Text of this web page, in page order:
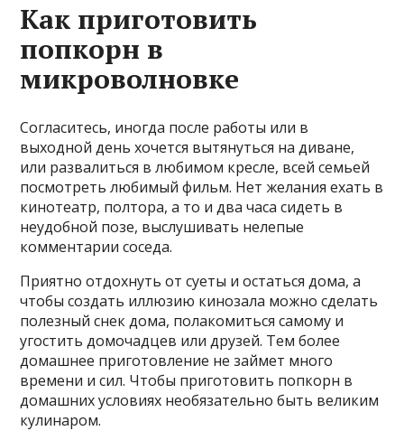
Как приготовить
попкорн в
микроволновке
Согласитесь, иногда после работы или в
выходной день хочется вытянуться на диване,
или развалиться в любимом кресле, всей семьей
посмотреть любимый фильм. Нет желания ехать в
кинотеатр, полтора, а то и два часа сидеть в
неудобной позе, выслушивать нелепые
комментарии соседа.
Приятно отдохнуть от суеты и остаться дома, а
чтобы создать иллюзию кинозала можно сделать
полезный снек дома, полакомиться самому и
угостить домочадцев или друзей. Тем более
домашнее приготовление не займет много
времени и сил. Чтобы приготовить попкорн в
домашних условиях необязательно быть великим
кулинаром.